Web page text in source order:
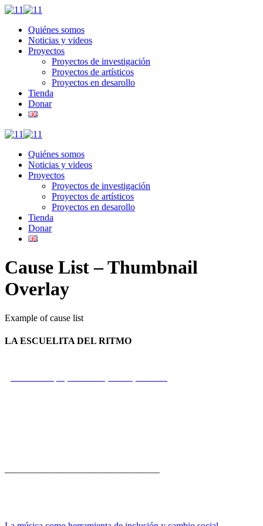
Quiénes somos
Noticias y videos
Proyectos
Proyectos de investigación
Proyectos de artísticos
Proyectos en desarollo
Tienda
Donar
Quiénes somos
Noticias y videos
Proyectos
Proyectos de investigación
Proyectos de artísticos
Proyectos en desarollo
Tienda
Donar
Cause List – Thumbnail
Overlay
Example of cause list
LA ESCUELITA DEL RITMO